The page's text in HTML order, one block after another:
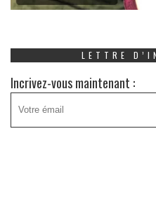
LETTRE
Incrivez-vous maintenant :